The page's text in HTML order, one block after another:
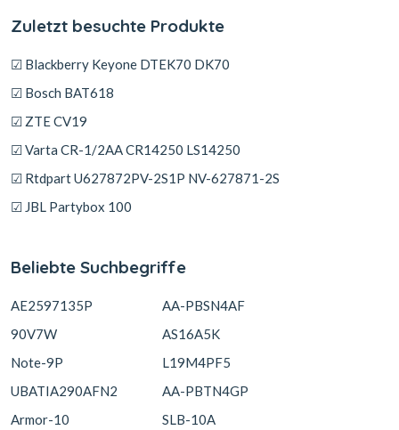
Zuletzt besuchte Produkte
☑ Blackberry Keyone DTEK70 DK70
☑ Bosch BAT618
☑ ZTE CV19
☑ Varta CR-1/2AA CR14250 LS14250
☑ Rtdpart U627872PV-2S1P NV-627871-2S
☑ JBL Partybox 100
Beliebte Suchbegriffe
AE2597135P
90V7W
Note-9P
UBATIA290AFN2
Armor-10
AA-PBSN4AF
AS16A5K
L19M4PF5
AA-PBTN4GP
SLB-10A